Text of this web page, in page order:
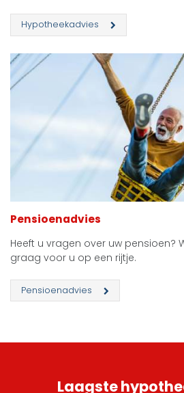
Hypotheekadvies
Pensioenadvies
Heeft u vragen over uw pensioen?
graag voor u op een rijtje.
Pensioenadvies
Laagste